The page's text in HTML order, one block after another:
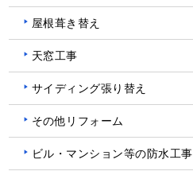
屋根葺き替え
天窓工事
サイディング張り替え
その他リフォーム
ビル・マンション等の防水工事